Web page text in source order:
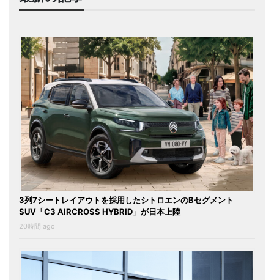
3列7シートレイアウトを採用したシトロエンのBセグメント
SUV「C3 AIRCROSS HYBRID」が日本上陸
20時間 ago